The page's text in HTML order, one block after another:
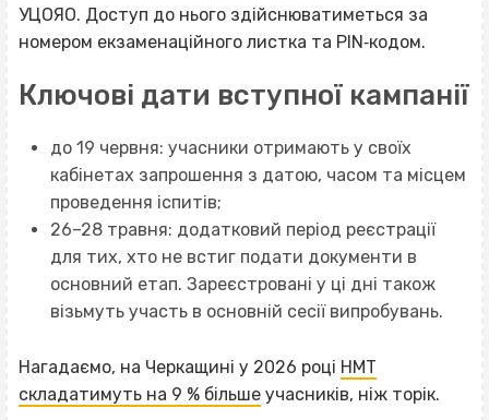
УЦОЯО. Доступ до нього здійснюватиметься за
номером екзаменаційного листка та PIN‐кодом.
Ключові дати вступної кампанії
до 19 червня: учасники отримають у своїх
кабінетах запрошення з датою, часом та місцем
проведення іспитів;
26–28 травня: додатковий період реєстрації
для тих, хто не встиг подати документи в
основний етап. Зареєстровані у ці дні також
візьмуть участь в основній сесії випробувань.
Нагадаємо, на Черкащині у 2026 році НМТ
складатимуть на 9 % більше учасників, ніж торік.